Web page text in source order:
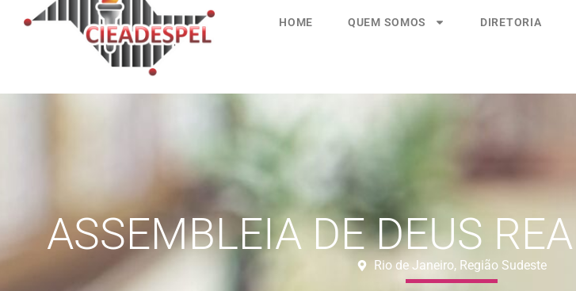
HOME QUEM SOMOS DIRETORIA
ASSEMBLEIA DE DEUS
Rio de Janeiro, Região Sudeste